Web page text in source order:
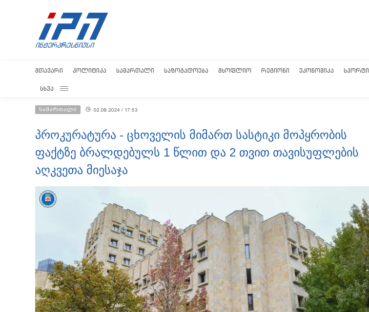
ᲛᲗᲐᲕᲐᲠᲘ ᲞᲝᲚᲘᲢᲘᲙᲐ ᲡᲐᲛᲐᲠᲗᲐᲚᲘ ᲡᲐᲖᲝᲒᲐᲓᲝᲔᲑᲐ ᲛᲡᲝᲤᲚᲘᲝ ᲠᲔᲒᲘᲝᲜᲘ ᲔᲙᲝᲜᲝᲛᲘᲙᲐ ᲡᲞᲝᲠᲢᲘ
ᲡᲮᲕᲐ
სამართალი 02.08.2024 / 17:53
პროკურატურა - ცხოველის მიმართ სასტიკი მოპყრობის
ფაქტზე ბრალდებულს 1 წლით და 2 თვით თავისუფლების
აღკვეთა მიესაჯა